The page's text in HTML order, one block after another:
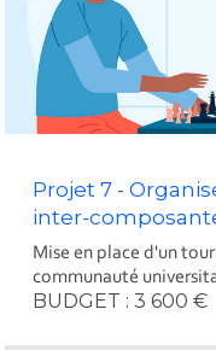
Projet 7 -
inter-
Mise en place d'un
communauté
BUDGET : 3 600 €